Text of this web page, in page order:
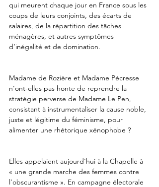
qui meurent chaque jour en France sous les
coups de leurs conjoints, des écarts de
salaires, de la répartition des tâches
ménagères, et autres symptômes
d’inégalité et de domination.
Madame de Rozière et Madame Pécresse
n’ont-elles pas honte de reprendre la
stratégie perverse de Madame Le Pen,
consistant à instrumentaliser la cause noble,
juste et légitime du féminisme, pour
alimenter une rhétorique xénophobe ?
Elles appelaient aujourd'hui à la Chapelle à
« une grande marche des femmes contre
l’obscurantisme ». En campagne électorale